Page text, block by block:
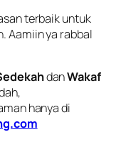
terbaik untuk
Aamiin ya rabbal
danWakaf
hanya di